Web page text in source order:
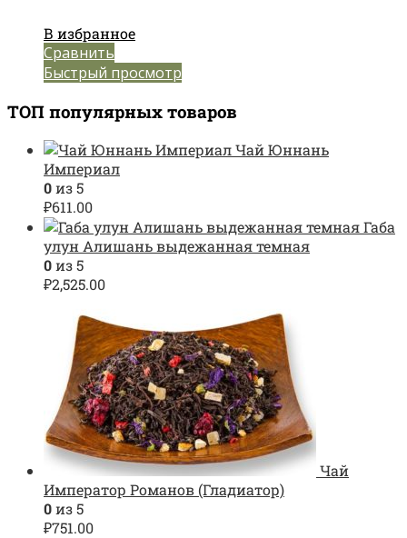
В избранное
Сравнить
Быстрый просмотр
ТОП популярных товаров
Чай Юннань
Империал
0из 5
₽611.00
Габа
улун Алишань выдежанная темная
0из 5
₽2,525.00
Чай
Император Романов (Гладиатор)
0из 5
₽751.00